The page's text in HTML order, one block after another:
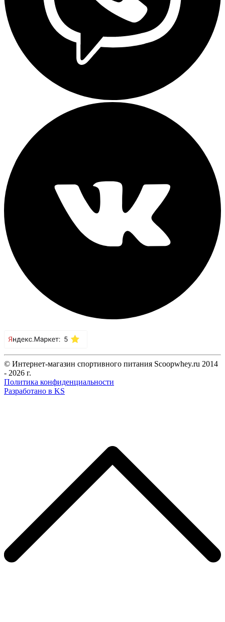
© Интернет-магазин спортивного питания Scoopwhey.ru 2014
- 2026 г.
Политика конфиденциальности
Разработано в KS